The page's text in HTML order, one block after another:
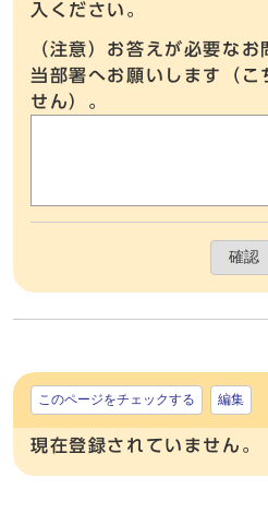
入ください。
（注意）お答えが必要な
当部署へお願いします（こ
せん）。
確認
このページをチェックする 編集
現在登録されていません。